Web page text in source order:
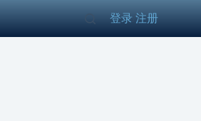
登录 注册